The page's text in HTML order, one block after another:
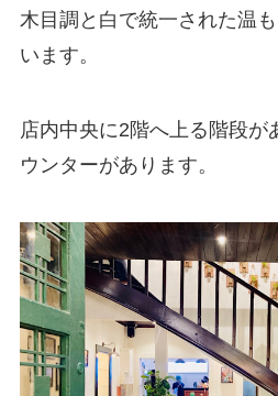
木目調と白で統一された温
います。
店内中央に2階へ上る階段が
ウンターがあります。